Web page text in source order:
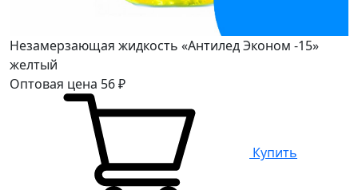
Незамерзающая жидкость «Антилед Эконом -15»
желтый
Оптовая цена 56₽
Купить